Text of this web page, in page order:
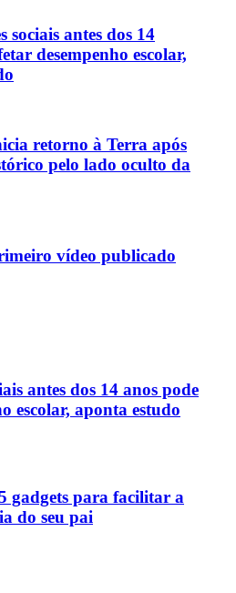
sociais antes dos 14
desempenho escolar,
retorno à Terra após
pelo lado oculto da
vídeo publicado
antes dos 14 anos pode
escolar, aponta estudo
gadgets para facilitar a
do seu pai